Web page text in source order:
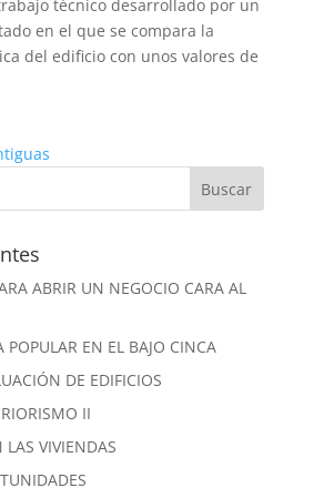
técnico desarrollado por un
en el que se compara la
del edificio con unos valores de
ABRIR UN NEGOCIO CARA AL
POPULAR EN EL BAJO CINCA
DE EDIFICIOS
II
LAS VIVIENDAS